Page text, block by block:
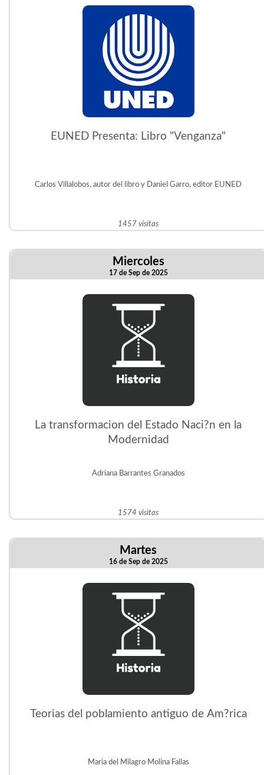
EUNED Presenta: Libro "Venganza"
Carlos Villalobos, autor del libro y Daniel Garro, editor EUNED
1457 visitas
Miercoles
17 de Sep de 2025
La transformacion del Estado Naci?n en la
Modernidad
Adriana Barrantes Granados
1574 visitas
Martes
16 de Sep de 2025
Teorias del poblamiento antiguo de Am?rica
Maria del Milagro Molina Fallas